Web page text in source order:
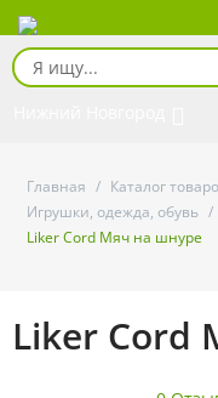
Главная / Каталог
Игрушки, одежда, обувь /
Liker Cord Мяч на шнуре
Liker Cord